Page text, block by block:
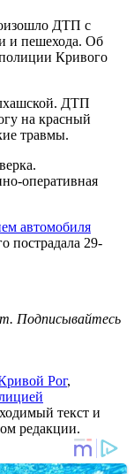
ДТП с
и пешехода. Об
Кривого
ДТП
на красный
травмы.
оперативная
автомобиля
пострадала 29-
Подписывайтесь
Рог,
текст и
редакции.